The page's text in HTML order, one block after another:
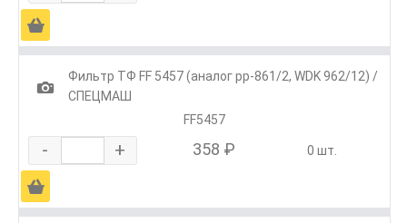
Ä
1
Фильтр ТФ FF 5457 (аналог pp-861/2, WDK 962/12) /
СПЕЦМАШ
FF5457
- + 358 ₽ 0 шт.
Ä